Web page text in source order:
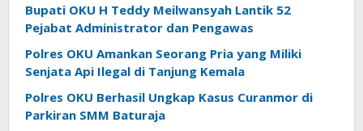
Bupati OKU H Teddy Meilwansyah Lantik 52
Pejabat Administrator dan Pengawas
Polres OKU Amankan Seorang Pria yang Miliki
Senjata Api Ilegal di Tanjung Kemala
Polres OKU Berhasil Ungkap Kasus Curanmor di
Parkiran SMM Baturaja